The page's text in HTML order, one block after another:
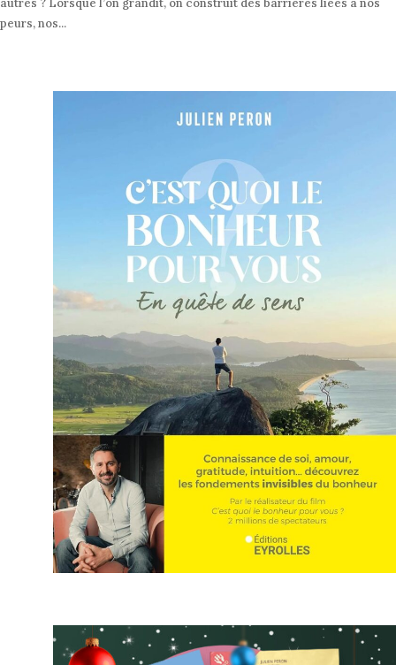
autres ? Lorsque l’on grandit, on construit des barrières liées à nos
peurs, nos...